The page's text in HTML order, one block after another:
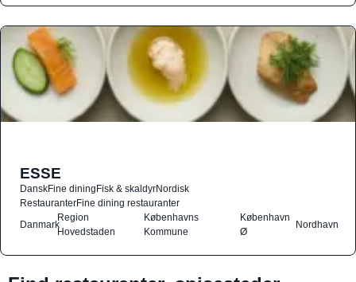
ESSE
DanskFine diningFisk & skaldyrNordisk
RestauranterFine dining restauranter
Danmark
Region
Hovedstaden
Københavns
Kommune
København
Ø
Nordhavn